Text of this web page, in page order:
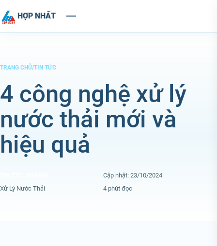
HỢP NHẤT
TRANG CHỦ/TIN TỨC
4 công nghệ xử lý
nước thải mới và
hiệu quả
Cập nhật: 23/10/2024
Xử Lý Nước Thải
4 phút đọc